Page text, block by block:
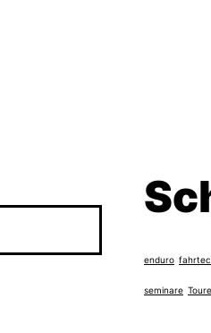
enduro
seminare